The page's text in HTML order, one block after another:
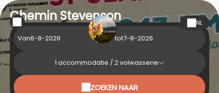
NL
Chemin Stevenson
Van tot
1 accommodatie /2volwassene
ZOEKEN NAAR